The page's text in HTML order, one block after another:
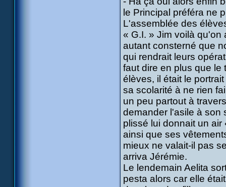
le Principal préféra ne
L'assemblée des
« G.I. » Jim voilà qu'on
autant consterné que
qui rendrait leurs
faut dire en plus que le
élèves, il était le
sa scolarité à ne rien
un peu partout à
demander l'asile à son
plissé lui donnait un
ainsi que ses
mieux ne valait-il pas
arriva Jérémie.
Le lendemain Aelita
pesta alors car elle